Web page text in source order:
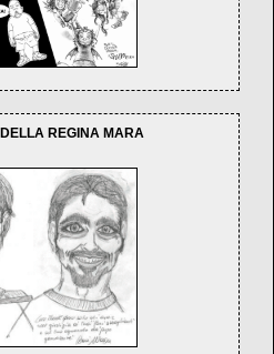
REGINA MARA